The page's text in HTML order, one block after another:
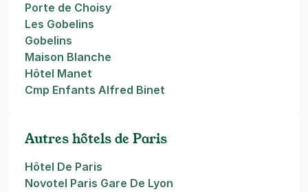
Porte de Choisy
Les Gobelins
Gobelins
Maison Blanche
Hôtel Manet
Cmp Enfants Alfred Binet
Autres hôtels de Paris
Hôtel De Paris
Novotel Paris Gare De Lyon